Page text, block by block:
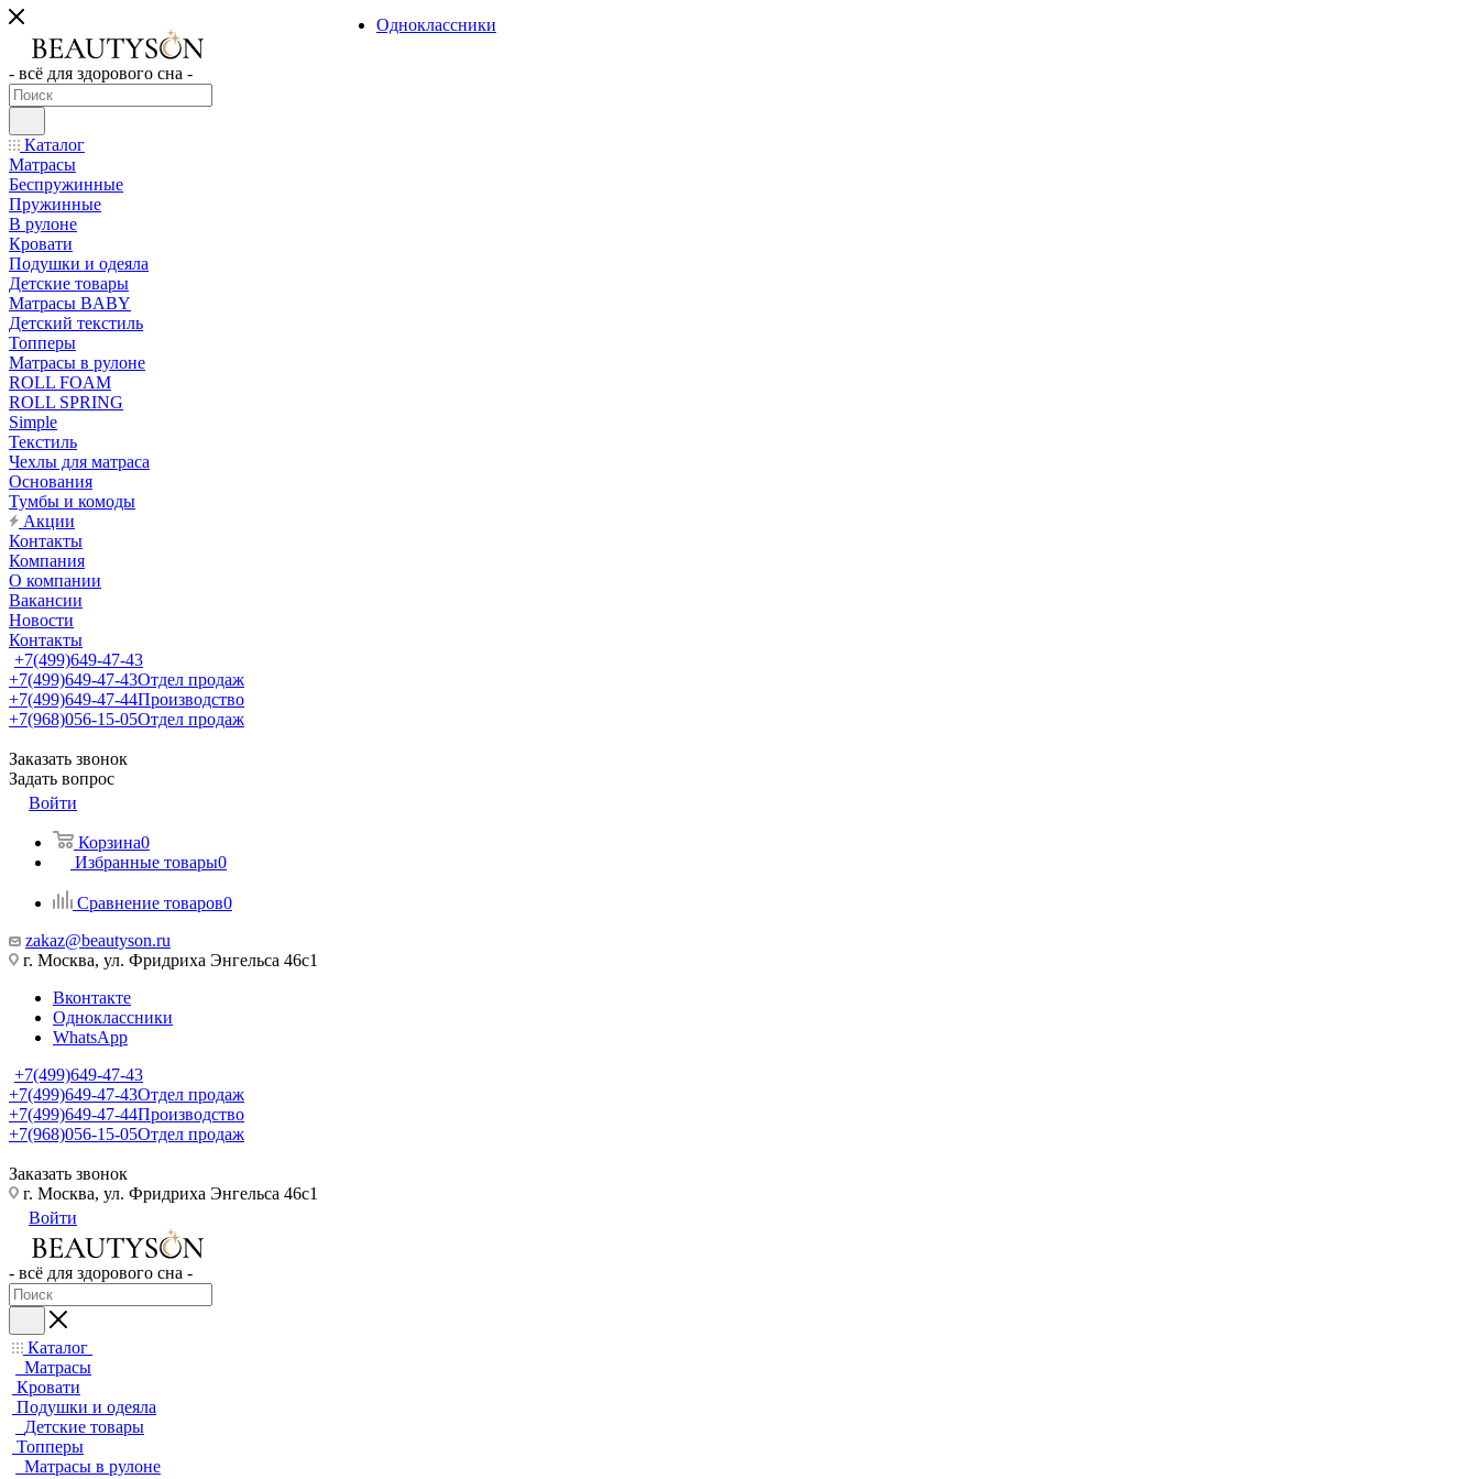
- всё для здорового сна -
Каталог
Матрасы
Беспружинные
Пружинные
В рулоне
Кровати
Подушки и одеяла
Детские товары
Матрасы BABY
Детский текстиль
Топперы
Матрасы в рулоне
ROLL FOAM
ROLL SPRING
Simple
Текстиль
Чехлы для матраса
Основания
Тумбы и комоды
Акции
Контакты
Компания
О компании
Вакансии
Новости
Контакты
+7(499)649-47-43
+7(499)649-47-43Отдел продаж
+7(499)649-47-44Производство
+7(968)056-15-05Отдел продаж
Заказать звонок
Задать вопрос
Войти
Корзина0
Избранные товары0
Сравнение товаров0
zakaz@beautyson.ru
г. Москва, ул. Фридриха Энгельса 46с1
Вконтакте
Одноклассники
WhatsApp
+7(499)649-47-43
+7(499)649-47-43Отдел продаж
+7(499)649-47-44Производство
+7(968)056-15-05Отдел продаж
Заказать звонок
Одноклассники
г. Москва, ул. Фридриха Энгельса 46с1
Войти
- всё для здорового сна -
Каталог
Матрасы
Кровати
Подушки и одеяла
Детские товары
Топперы
Матрасы в рулоне